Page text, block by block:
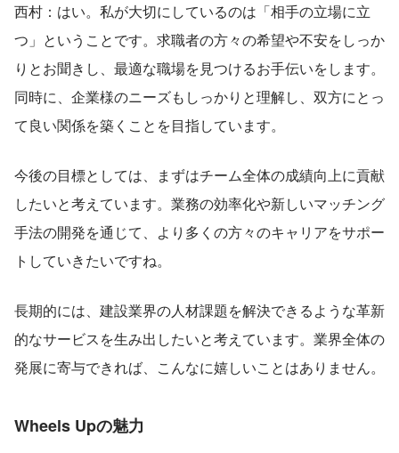
西村：はい。私が大切にしているのは「相手の立場に立
つ」ということです。求職者の方々の希望や不安をしっか
りとお聞きし、最適な職場を見つけるお手伝いをします。
同時に、企業様のニーズもしっかりと理解し、双方にとっ
て良い関係を築くことを目指しています。
今後の目標としては、まずはチーム全体の成績向上に貢献
したいと考えています。業務の効率化や新しいマッチング
手法の開発を通じて、より多くの方々のキャリアをサポー
トしていきたいですね。
長期的には、建設業界の人材課題を解決できるような革新
的なサービスを生み出したいと考えています。業界全体の
発展に寄与できれば、こんなに嬉しいことはありません。
Wheels Upの魅力